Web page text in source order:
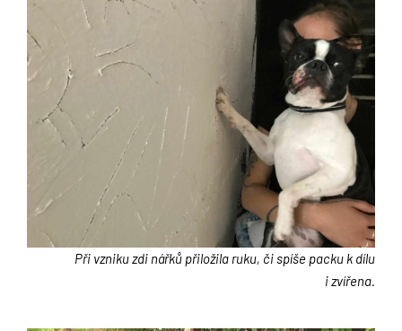
Při vzniku zdi nářků přiložila ruku, či spíše packu k dílu
i zvířena.